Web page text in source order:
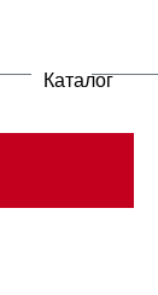
Каталог